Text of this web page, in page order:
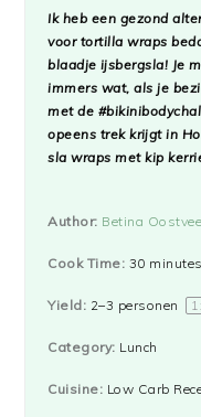
Ik heb een gezond
voor tortilla wraps
blaadje ijsbergsla! Je
immers wat, als je
met de
opeens trek krijgt in
sla wraps met kip
Author: Betina
Cook Time: 30 minutes
Yield: 2–3 personen 1
Category: Lunch
Cuisine: Low Carb